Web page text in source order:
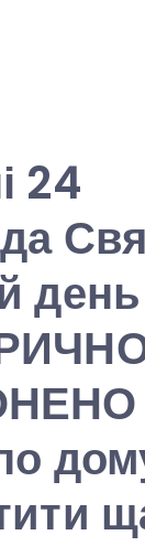
24
день